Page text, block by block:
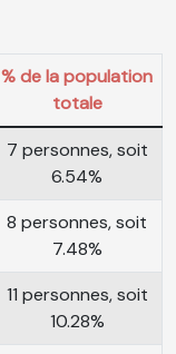
% de la population
totale
7 personnes, soit
6.54%
8 personnes, soit
7.48%
11 personnes, soit
10.28%